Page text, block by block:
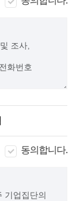
동의합니다.